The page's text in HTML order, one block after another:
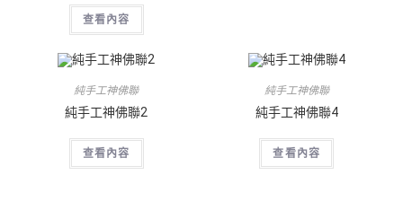
查看內容
純手工神佛聯
純手工神佛聯2
查看內容
純手工神佛聯
純手工神佛聯4
查看內容